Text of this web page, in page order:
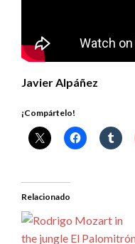
Javier Alpáñez
¡Compártelo!
Relacionado